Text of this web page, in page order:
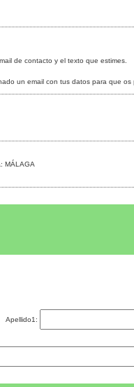
de contacto y el texto que estimes.
un email con tus datos para que
: MÁLAGA
Apellido1: